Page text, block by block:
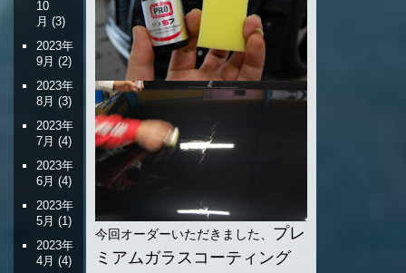
今回オーダーいただきました、 プレ
ミアムガラスコーティング
10
月 (3)
2023年
9月 (2)
2023年
8月 (3)
2023年
7月 (4)
2023年
6月 (4)
2023年
5月 (1)
2023年
4月 (4)